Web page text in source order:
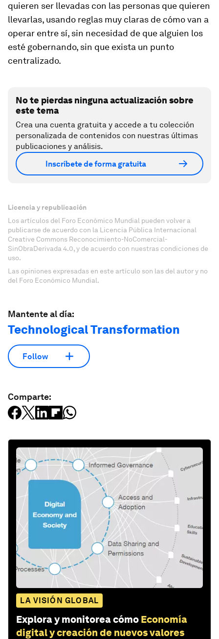
quieren ser llevadas con las personas que quieren
llevarlas, usando reglas muy claras de cómo van a
operar entre sí, sin necesidad de que alguien los
esté gobernando, sin que exista un punto
centralizado.
No te pierdas ninguna actualización sobre
este tema
Crea una cuenta gratuita y accede a tu colección
personalizada de contenidos con nuestras últimas
publicaciones y análisis.
Inscríbete de forma gratuita
Licencia y republicación
Los artículos del Foro Económico Mundial pueden volver a
publicarse de acuerdo con la Licencia Pública Internacional
Creative Commons Reconocimiento-NoComercial-
SinObraDerivada 4.0, y de acuerdo con nuestras condiciones de
uso.
Las opiniones expresadas en este artículo son las del autor y no
del Foro Económico Mundial.
Mantente al día:
Technological Transformation
Follow
Comparte:
LA VISIÓN GLOBAL
Explora y monitorea cómo Economía
digital y creación de nuevos valores